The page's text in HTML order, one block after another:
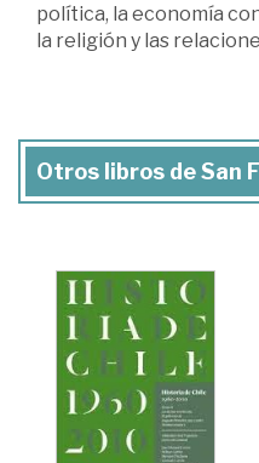
política, la economía
la religión y las
Otros libros de San